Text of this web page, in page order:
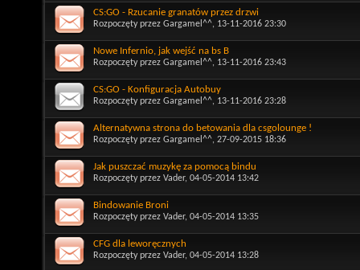
CS:GO - Rzucanie granatów przez drzwi
Rozpoczęty przez Gargamel^^, 13-11-2016 23:30
Nowe Infernio, jak wejść na bs B
Rozpoczęty przez Gargamel^^, 13-11-2016 23:43
CS:GO - Konfiguracja Autobuy
Rozpoczęty przez Gargamel^^, 13-11-2016 23:28
Alternatywna strona do betowania dla csgolounge !
Rozpoczęty przez Gargamel^^, 27-09-2015 18:36
Jak puszczać muzykę za pomocą bindu
Rozpoczęty przez Vader, 04-05-2014 13:42
Bindowanie Broni
Rozpoczęty przez Vader, 04-05-2014 13:35
CFG dla leworęcznych
Rozpoczęty przez Vader, 04-05-2014 13:28